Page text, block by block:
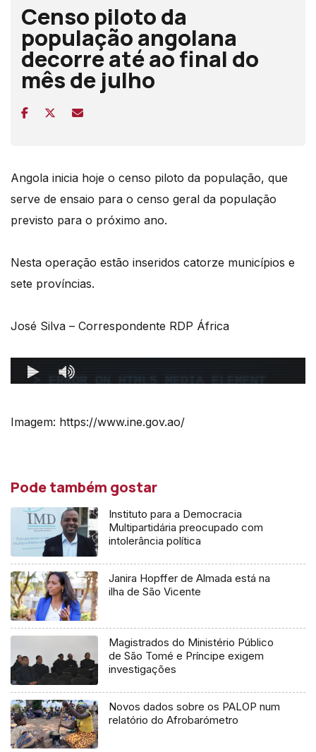
Censo piloto da
população angolana
decorre até ao final do
mês de julho
Angola inicia hoje o censo piloto da população, que
serve de ensaio para o censo geral da população
previsto para o próximo ano.
Nesta operação estão inseridos catorze municípios e
sete províncias.
José Silva – Correspondente RDP África
Imagem: https://www.ine.gov.ao/
Pode também gostar
Instituto para a Democracia
Multipartidária preocupado com
intolerância política
Janira Hopffer de Almada está na
ilha de São Vicente
Magistrados do Ministério Público
de São Tomé e Príncipe exigem
investigações
Novos dados sobre os PALOP num
relatório do Afrobarómetro